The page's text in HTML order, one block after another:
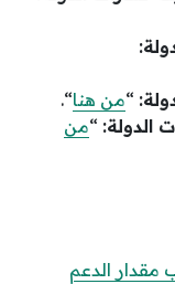
“من هنا“.
الدولة: “من
الدعم